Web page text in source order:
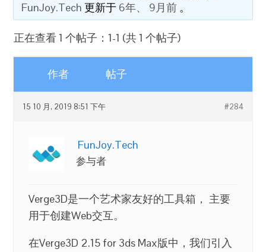
FunJoy.Tech 更新于 6年、 9月前 。
正在查看 1 个帖子：1-1 (共 1 个帖子)
作者 帖子
15 10 月, 2019 8:51 下午 #284
FunJoy.Tech
参与者
Verge3D是一个艺术家友好的工具箱， 主要
用于创建Web交互。
在Verge3D 2.15 for 3ds Max版中，我们引入